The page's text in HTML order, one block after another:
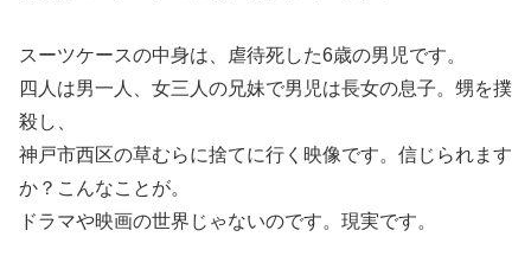
スーツケースの中身は、虐待死した6歳の男児です。
四人は男一人、女三人の兄妹で男児は長女の息子。甥を撲
殺し、
神戸市西区の草むらに捨てに行く映像です。信じられます
か？こんなことが。
ドラマや映画の世界じゃないのです。現実です。